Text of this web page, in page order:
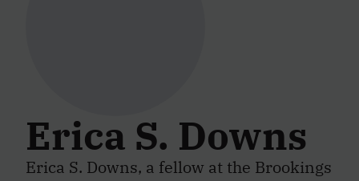
Erica S. Downs
Erica S. Downs, a fellow at the Brookings